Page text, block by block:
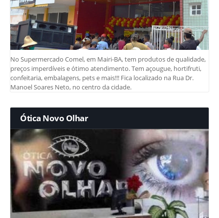
No Supermercado Comel, em Mairi-BA, tem produtos de qualidade,
preços imperdíveis e ótimo atendimento. Tem açougue, hortifruti,
confeitaria, embalagens, pets e mais!!! Fica localizado na Rua Dr.
Manoel Soares Neto, no centro da cidade.
Ótica Novo Olhar